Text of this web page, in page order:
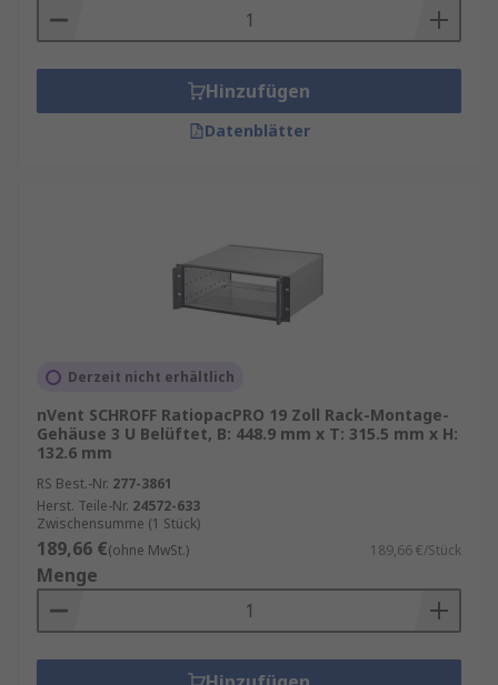
Hinzufügen
Datenblätter
Derzeit nicht erhältlich
nVent SCHROFF RatiopacPRO 19 Zoll Rack-Montage-
Gehäuse 3 U Belüftet, B: 448.9 mm x T: 315.5 mm x H:
132.6 mm
RS Best.-Nr. 277-3861
Herst. Teile-Nr. 24572-633
Zwischensumme (1 Stück)
189,66 €(ohne MwSt.) 189,66 €/Stück
Menge